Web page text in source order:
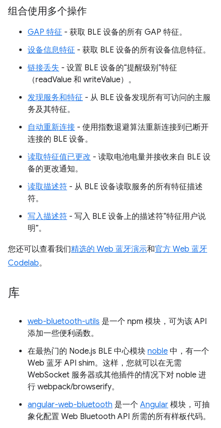
组合使用多个操作
GAP 特征 - 获取 BLE 设备的所有 GAP 特征。
设备信息特征 - 获取 BLE 设备的所有设备信息特征。
链接丢失 - 设置 BLE 设备的“提醒级别”特征
（readValue 和 writeValue）。
发现服务和特征 - 从 BLE 设备发现所有可访问的主服
务及其特征。
自动重新连接 - 使用指数退避算法重新连接到已断开
连接的 BLE 设备。
读取特征值已更改 - 读取电池电量并接收来自 BLE 设
备的更改通知。
读取描述符 - 从 BLE 设备读取服务的所有特征描述
符。
写入描述符 - 写入 BLE 设备上的描述符“特征用户说
明”。
您还可以查看我们精选的 Web 蓝牙演示和官方 Web 蓝牙
Codelab。
库
web-bluetooth-utils 是一个 npm 模块，可为该 API
添加一些便利函数。
在最热门的 Node.js BLE 中心模块 noble 中，有一个
Web 蓝牙 API shim。这样，您就可以在无需
WebSocket 服务器或其他插件的情况下对 noble 进
行 webpack/browserify。
angular-web-bluetooth 是一个 Angular 模块，可抽
象化配置 Web Bluetooth API 所需的所有样板代码。